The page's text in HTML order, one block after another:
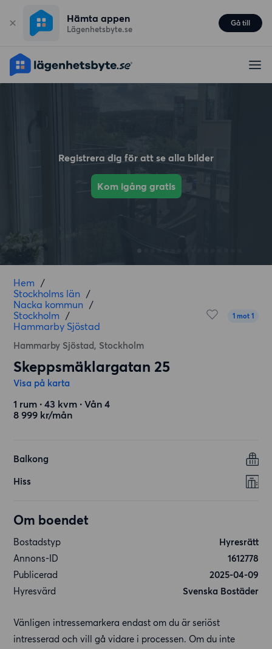
Hämta appen
Lägenhetsbyte.se
Gå till
Registrera dig för att se alla bilder
Kom igång gratis
Hem /
Stockholms län /
Nacka kommun /
Stockholm /
Hammarby Sjöstad
Hammarby Sjöstad, Stockholm
1 mot 1
Skeppsmäklargatan 25
Visa på karta
1 rum ∙ 43 kvm ∙ Vån 4
8 999 kr/mån
Balkong
Hiss
Om boendet
Bostadstyp
Hyresrätt
Annons-ID
1612778
Publicerad
2025-04-09
Hyresvärd
Svenska Bostäder
Vänligen intressemarkera endast om du är seriöst
intresserad och vill gå vidare i processen. Om du inte